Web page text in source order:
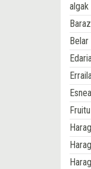
algak
Belar